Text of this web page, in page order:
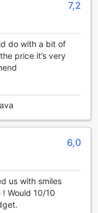
kehon jännityksiä
puutarha on
tarjoavat
kanssa, jakaa
Made Roejas
Made Roejas
ainutlaatuisen
Bali
on yksi
voivat lähteä
mahdollisuus
7,2
do with a bit of
price it’s very
6,0
us with smiles
Would 10/10